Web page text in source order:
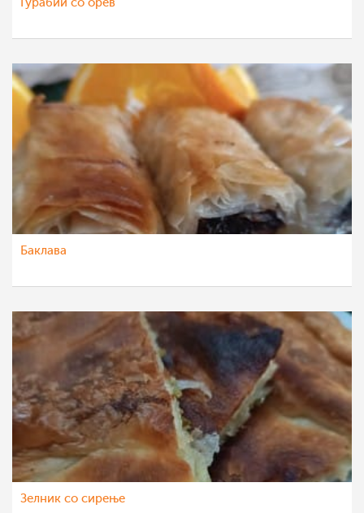
Гурабии со орев
Баклава
Зелник со сирење